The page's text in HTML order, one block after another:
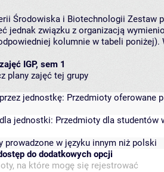
Środowiska i Biotechnologii Zestaw
jednak związku z organizacją
kolumnie w tabeli
IGP, sem 1
plany zajęć tej grupy
jednostkę: Przedmioty oferowane
jednostki: Przedmioty dla studentów
prowadzone w języku innym niż polski
do dodatkowych opcji
na które mogę się rejestrować